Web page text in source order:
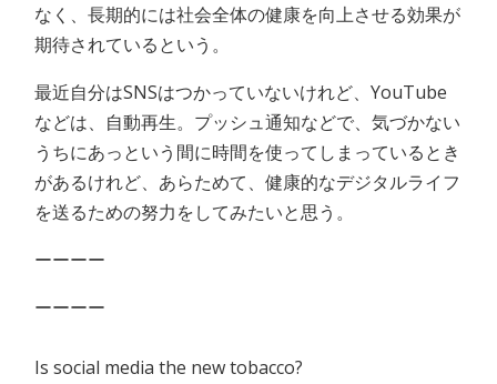
なく、長期的には社会全体の健康を向上させる効果が
期待されているという。
最近自分はSNSはつかっていないけれど、YouTube
などは、自動再生。プッシュ通知などで、気づかない
うちにあっという間に時間を使ってしまっているとき
があるけれど、あらためて、健康的なデジタルライフ
を送るための努力をしてみたいと思う。
ーーーー
ーーーー
Is social media the new tobacco?